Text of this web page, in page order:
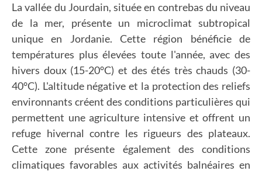
La vallée du Jourdain, située en contrebas du niveau
de la mer, présente un microclimat subtropical
unique en Jordanie. Cette région bénéficie de
températures plus élevées toute l'année, avec des
hivers doux (15-20°C) et des étés très chauds (30-
40°C). L'altitude négative et la protection des reliefs
environnants créent des conditions particulières qui
permettent une agriculture intensive et offrent un
refuge hivernal contre les rigueurs des plateaux.
Cette zone présente également des conditions
climatiques favorables aux activités balnéaires en